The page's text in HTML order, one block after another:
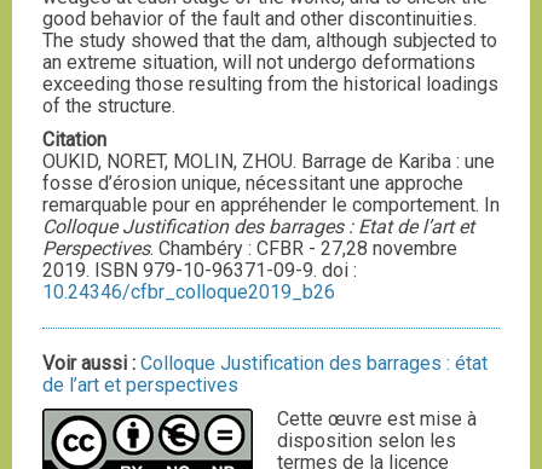
good behavior of the fault and other discontinuities.
The study showed that the dam, although subjected to
an extreme situation, will not undergo deformations
exceeding those resulting from the historical loadings
of the structure.
Citation
OUKID, NORET, MOLIN, ZHOU. Barrage de Kariba : une
fosse d’érosion unique, nécessitant une approche
remarquable pour en appréhender le comportement. In
Colloque Justification des barrages : Etat de l’art et
Perspectives. Chambéry : CFBR - 27,28 novembre
2019. ISBN 979-10-96371-09-9. doi :
10.24346/cfbr_colloque2019_b26
Voir aussi : Colloque Justification des barrages : état
de l’art et perspectives
Cette œuvre est mise à
disposition selon les
termes de la licence